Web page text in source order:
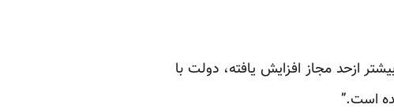
ازحد مجاز افزایش یافته، دولت با
است.”